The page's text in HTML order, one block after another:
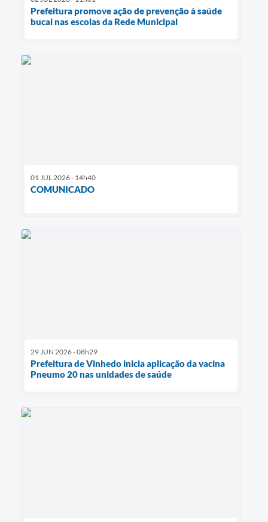
Prefeitura promove ação de prevenção à saúde
bucal nas escolas da Rede Municipal
01 JUL 2026 - 14h40
COMUNICADO
29 JUN 2026 - 08h29
Prefeitura de Vinhedo inicia aplicação da vacina
Pneumo 20 nas unidades de saúde